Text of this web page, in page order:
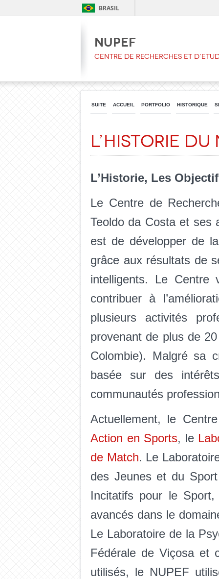
BRASIL
NUPEF
CENTRE DE RECHERCHES ET
SUITE ACCUEIL PORTFOLIO HISTORIQUE
L’Historie du
L’Historie, Les
Le Centre de
Teoldo da Costa et ses
est de développer de
grâce aux résultats de
intelligents. Le Centre
contribuer à
plusieurs activités
provenant de plus de
Colombie). Malgré sa
basée sur des
communautés
Actuellement, le
Action en Sports, le
de Match. Le
des Jeunes et du
Incitatifs pour le
avancés dans le
Le Laboratoire de la
Fédérale de Viçosa et
utilisés, le NUPEF